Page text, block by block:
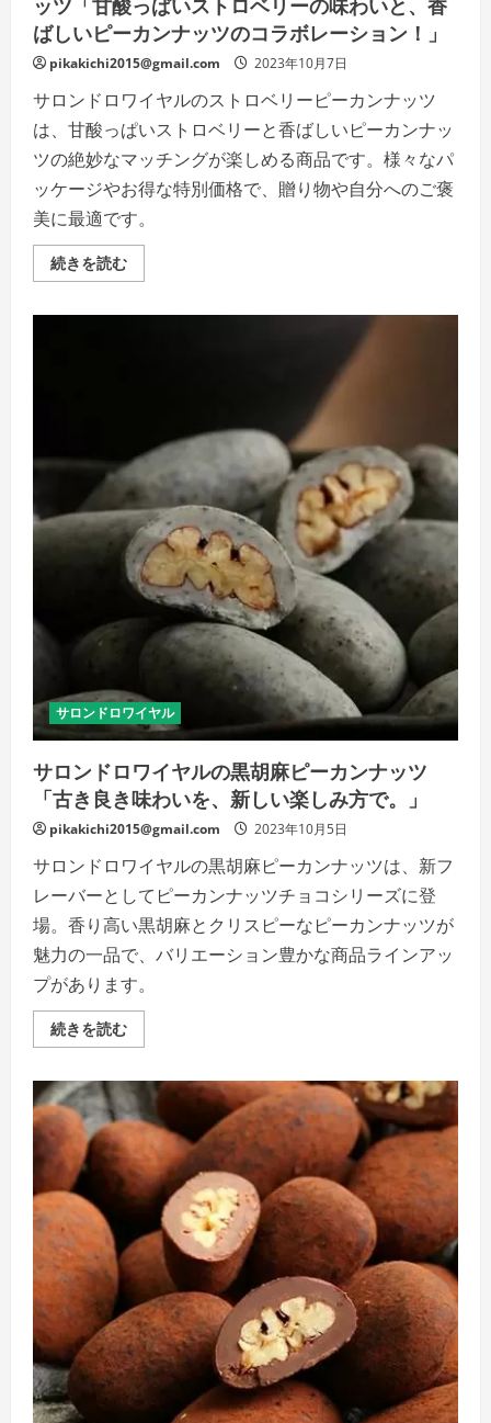
い、
フ
ル
ツ
チ
ョ
コ
レ
ー
の
調
和
味
わ
う」
詳
ばしいピーカンナッツのコラボレーション！」
pikakichi2015@gmail.com 2023年10月7日
サロンドロワイヤルのストロベリーピーカンナッツ
は、甘酸っぱいストロベリーと香ばしいピーカンナッ
ツの絶妙なマッチングが楽しめる商品です。様々なパ
ッケージやお得な特別価格で、贈り物や自分へのご褒
美に最適です。
続きを読むサ
ロ
ベ
ー
ピ
ー
カ
ン
ナ
ッ
ツ
ス
ト
ロ
ベ
ー
の
味
わ
い
香
ば
し
い
ピ
ー
カ
ン
ナ
ッ
ツ
の
コ
レ
シ
ョ
ン！」
の
詳
細
を
覧
く
だ
さ
い
サロンドロワイヤル
サロンドロワイヤルの黒胡麻ピーカンナッツ
「古き良き味わいを、新しい楽しみ方で。」
pikakichi2015@gmail.com 2023年10月5日
サロンドロワイヤルの黒胡麻ピーカンナッツは、新フ
レーバーとしてピーカンナッツチョコシリーズに登
場。香り高い黒胡麻とクリスピーなピーカンナッツが
魅力の一品で、バリエーション豊かな商品ラインアッ
プがあります。
続きを読むサ
ロ
ロ
ワ
イ
ヤ
ル
の
黒
胡
麻
ー
カ
ン
ナ
ッ
ツ
「古
き
良
き
味
わ